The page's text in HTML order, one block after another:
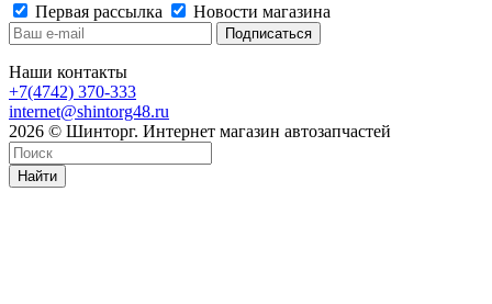
Первая рассылка
Новости магазина
Наши контакты
+7(4742) 370-333
internet@shintorg48.ru
2026 © Шинторг. Интернет магазин автозапчастей
Найти